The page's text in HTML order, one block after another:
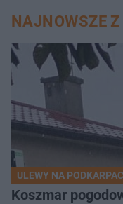
NAJNOWSZE
ULEWY NA
Koszmar